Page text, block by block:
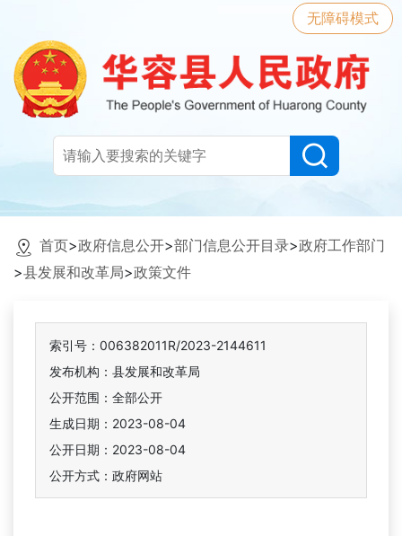
无障碍模式
首页>政府信息公开>部门信息公开目录>政府工作部门
>县发展和改革局>政策文件
索引号：006382011R/2023-2144611
发布机构：县发展和改革局
公开范围：全部公开
生成日期：2023-08-04
公开日期：2023-08-04
公开方式：政府网站